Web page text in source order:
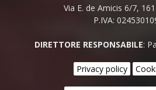
Via E. de Amicis 6/7,
P.IVA:
DIRETTORE RESPONSABILE:
Privacy policy